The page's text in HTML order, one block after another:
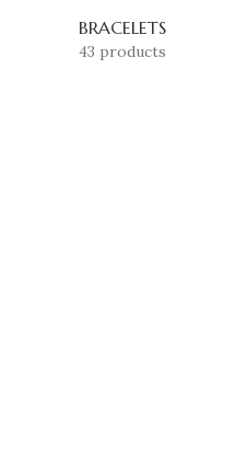
BRACELETS
43 products